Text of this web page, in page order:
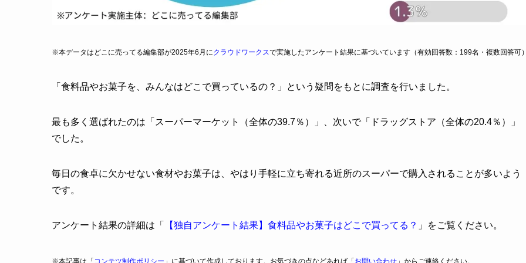
※本データはどこに売ってる編集部が2025年6月にクラウドワークスで実施したアンケート結果に基づいています（有効回答数：199名・複数回答可
「食料品やお菓子を、みんなはどこで買っているの？」という疑問をもとに調査を行いました。
最も多く選ばれたのは「スーパーマーケット（全体の39.7％）」、次いで「ドラッグストア（全体の20.4％）」
でした。
毎日の食卓に欠かせない食材やお菓子は、やはり手軽に立ち寄れる近所のスーパーで購入されることが多いよう
です。
アンケート結果の詳細は「 【独自アンケート結果】食料品やお菓子はどこで買ってる？ 」をご覧ください。
※本記事は「 コンテツ制作ポリシー 」に基づいて作成しております。お気づきの点などあれば「 お問い合わせ 」からご連絡ください。